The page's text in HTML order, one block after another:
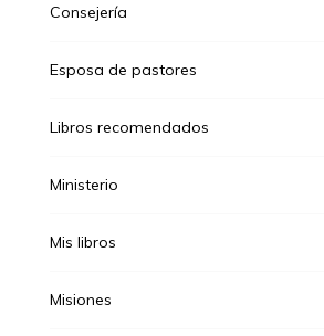
Consejería
Esposa de pastores
Libros recomendados
Ministerio
Mis libros
Misiones